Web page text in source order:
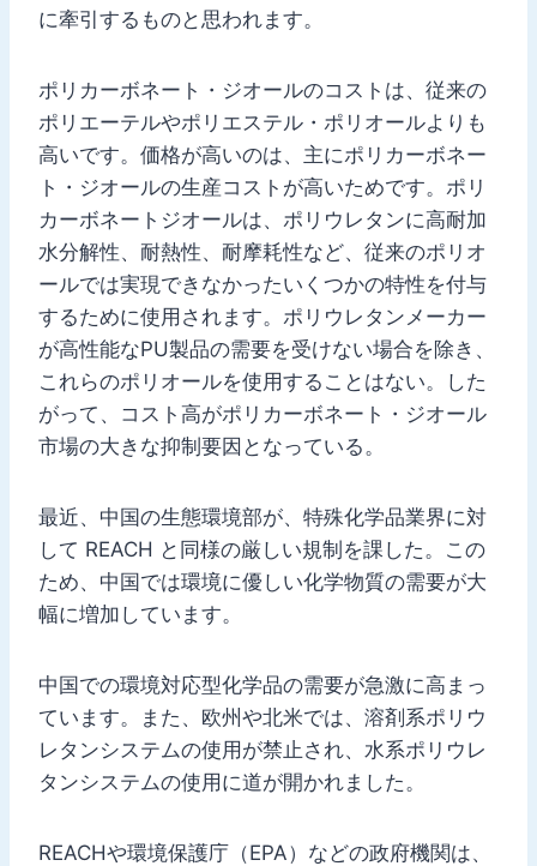
に牽引するものと思われます。
ポリカーボネート・ジオールのコストは、従来の
ポリエーテルやポリエステル・ポリオールよりも
高いです。価格が高いのは、主にポリカーボネー
ト・ジオールの生産コストが高いためです。ポリ
カーボネートジオールは、ポリウレタンに高耐加
水分解性、耐熱性、耐摩耗性など、従来のポリオ
ールでは実現できなかったいくつかの特性を付与
するために使用されます。ポリウレタンメーカー
が高性能なPU製品の需要を受けない場合を除き、
これらのポリオールを使用することはない。した
がって、コスト高がポリカーボネート・ジオール
市場の大きな抑制要因となっている。
最近、中国の生態環境部が、特殊化学品業界に対
して REACH と同様の厳しい規制を課した。この
ため、中国では環境に優しい化学物質の需要が大
幅に増加しています。
中国での環境対応型化学品の需要が急激に高まっ
ています。また、欧州や北米では、溶剤系ポリウ
レタンシステムの使用が禁止され、水系ポリウレ
タンシステムの使用に道が開かれました。
REACHや環境保護庁（EPA）などの政府機関は、